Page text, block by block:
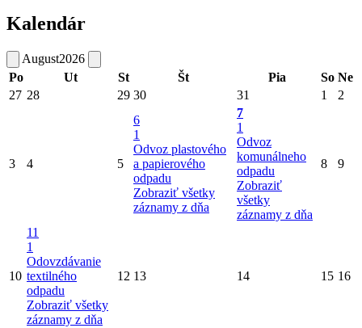
Kalendár
August2026
Po
Ut St Št Pia So Ne
27 28 29 30 31 1 2
3 4 5
6
1
Odvoz plastového
a papierového
odpadu
Zobraziť všetky
záznamy z dňa
7
1
Odvoz
komunálneho
odpadu
Zobraziť
všetky
záznamy z dňa
8 9
10
11
1
Odovzdávanie
textilného
odpadu
Zobraziť všetky
záznamy z dňa
12 13 14 15 16